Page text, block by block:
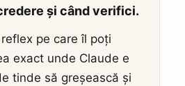
și când verifici.
pe care îl poți
exact unde Claude e
tinde să greșească și